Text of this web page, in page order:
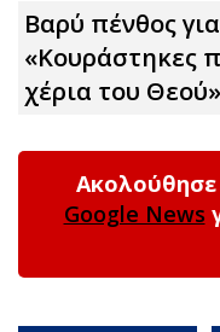
Βαρύ πένθος
«Κουράστηκες
χέρια του Θεού»
Ακολούθησε
Google News